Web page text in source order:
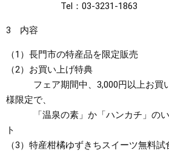
Tel：03-3231-1863
3 内容
（1）長門市の特産品を限定販売
（2）お買い上げ特典
フェア期間中、3,000円以上お買い
様限定で、
「温泉の素」か「ハンカチ」のい
ト
（3）特産柑橘ゆずきちスイーツ無料試